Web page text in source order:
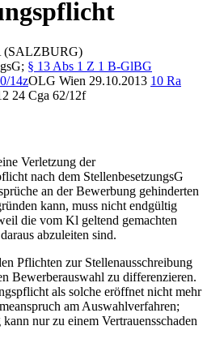
(SALZBURG)
§ 13 Abs 1 Z 1 B-GlBG
14zOLG Wien 29.10.2013 10 Ra
24 Cga 62/12f
Verletzung der
nach dem StellenbesetzungsG
an der Bewerbung gehinderten
kann, muss nicht endgültig
die vom Kl geltend gemachten
abzuleiten sind.
Pflichten zur Stellenausschreibung
Bewerberauswahl zu differenzieren.
als solche eröffnet nicht mehr
am Auswahlverfahren;
nur zu einem Vertrauensschaden